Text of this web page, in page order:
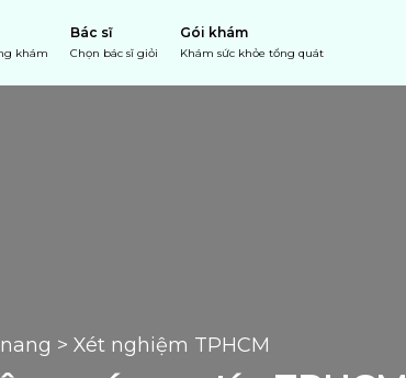
khám
Bác sĩ
Chọn bác sĩ giỏi
Gói khám
Khám sức khỏe tổng quát
> Xét nghiệm TPHCM